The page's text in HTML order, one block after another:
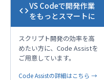
codeVS Codeで開発作業
をもっとスマートに
スクリプト開発の効率を高
めたい方に、Code Assistを
ご用意しています。
Code Assistの詳細はこちら →